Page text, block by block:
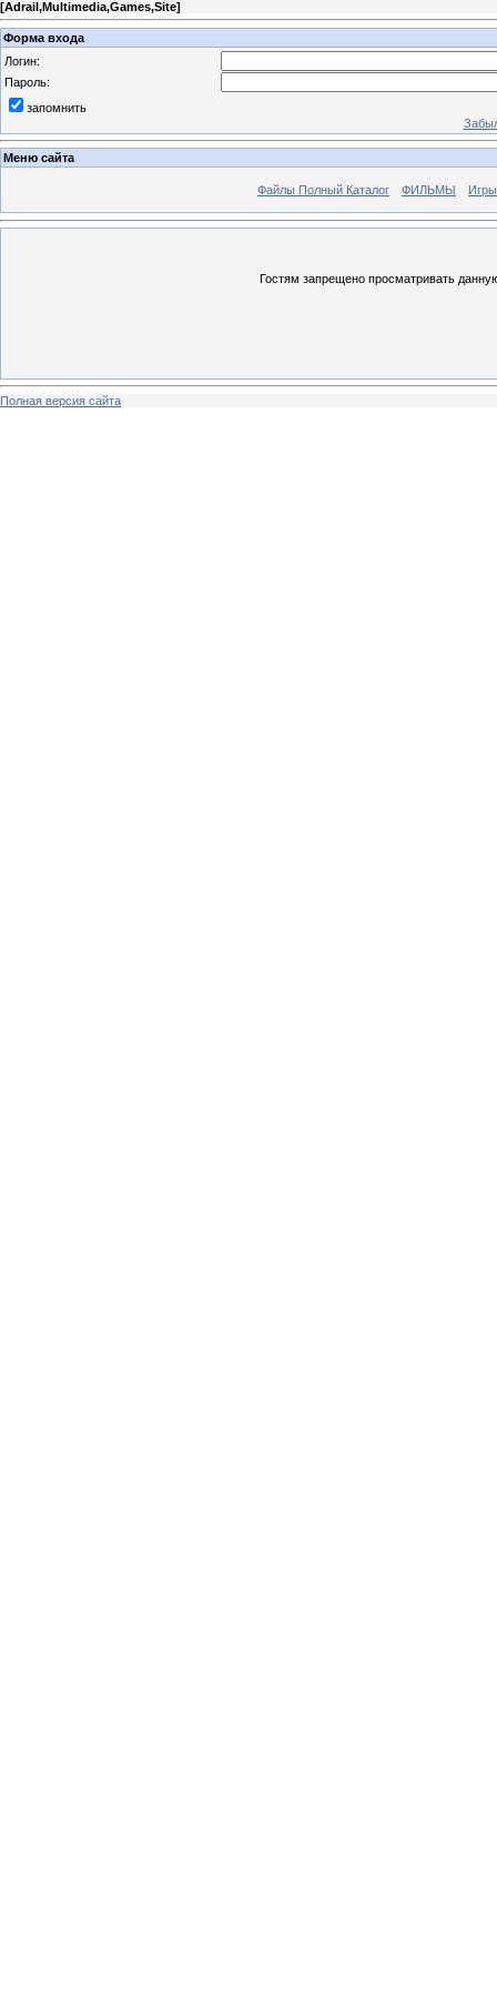
[Adrail,Multimedia,Games,Site]
Форма входа
Логин:
Пароль:
запомнить
Меню сайта
Файлы Полный Каталог ФИЛЬМЫ
Гостям запрещено просматривать
Полная версия сайта